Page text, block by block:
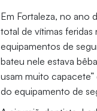
Em Fortaleza, no ano
total de vítimas
equipamentos de
bateu nele estava
usam muito
do equipamento de